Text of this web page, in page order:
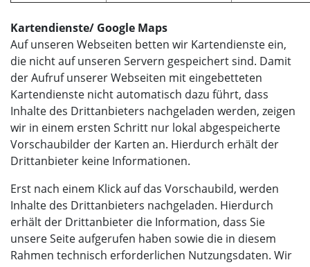
Kartendienste/ Google Maps
Auf unseren Webseiten betten wir Kartendienste ein,
die nicht auf unseren Servern gespeichert sind. Damit
der Aufruf unserer Webseiten mit eingebetteten
Kartendienste nicht automatisch dazu führt, dass
Inhalte des Drittanbieters nachgeladen werden, zeigen
wir in einem ersten Schritt nur lokal abgespeicherte
Vorschaubilder der Karten an. Hierdurch erhält der
Drittanbieter keine Informationen.
Erst nach einem Klick auf das Vorschaubild, werden
Inhalte des Drittanbieters nachgeladen. Hierdurch
erhält der Drittanbieter die Information, dass Sie
unsere Seite aufgerufen haben sowie die in diesem
Rahmen technisch erforderlichen Nutzungsdaten. Wir